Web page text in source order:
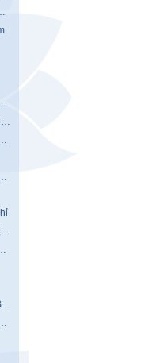
Độ Nhất Thừa
Tiến Phật Đạo
53. Đạo Phật Triệt Thấu Siêu Đẳng Khoa Học
Dựng Chúng Sanh Của Bồ Tát
Đại Diện Linh Hồn
59. KHAI–THỊ–NGỘ–NHẬP, Bốn Tướng Giải Thoát
Hoá Độ Tối Thượng Thừa
63. Mười Danh Hiệu Chia Ba Phẩm
Công Đức Phẩm